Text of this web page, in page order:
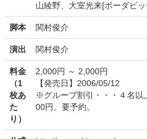
山綾野、大室光来[ボーダビ
脚本 関村俊介
演出 関村俊介
料金
（1
枚あ
た
り）
2,000円 ～ 2,000円
【発売日】2006/05/12
※グループ割引・・・４名以
00円。要予約。